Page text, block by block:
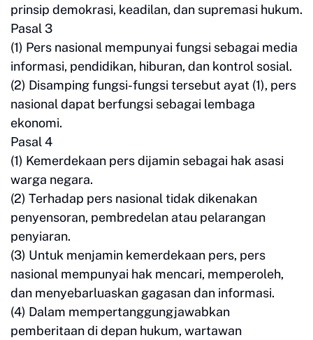
prinsip demokrasi, keadilan, dan supremasi hukum.
Pasal 3
(1) Pers nasional mempunyai fungsi sebagai media
informasi, pendidikan, hiburan, dan kontrol sosial.
(2) Disamping fungsi-fungsi tersebut ayat (1), pers
nasional dapat berfungsi sebagai lembaga
ekonomi.
Pasal 4
(1) Kemerdekaan pers dijamin sebagai hak asasi
warga negara.
(2) Terhadap pers nasional tidak dikenakan
penyensoran, pembredelan atau pelarangan
penyiaran.
(3) Untuk menjamin kemerdekaan pers, pers
nasional mempunyai hak mencari, memperoleh,
dan menyebarluaskan gagasan dan informasi.
(4) Dalam mempertanggungjawabkan
pemberitaan di depan hukum, wartawan